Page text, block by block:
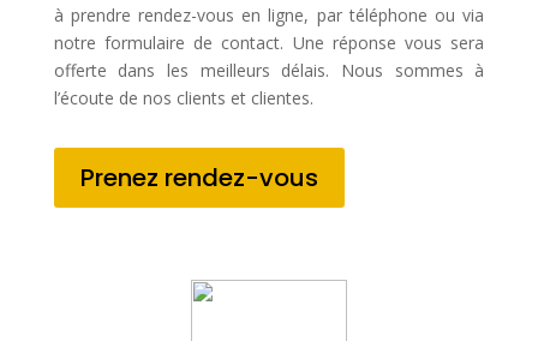
à prendre rendez-vous en ligne, par téléphone ou via
notre formulaire de contact. Une réponse vous sera
offerte dans les meilleurs délais. Nous sommes à
l’écoute de nos clients et clientes.
Prenez rendez-vous